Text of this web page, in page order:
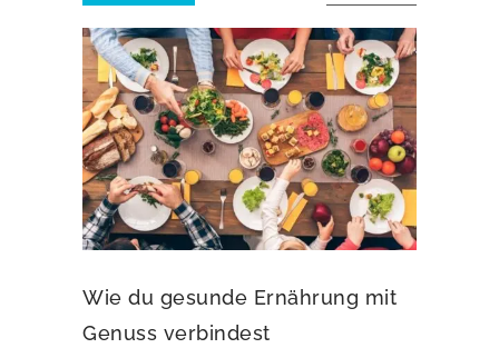
Wie du gesunde Ernährung mit
Genuss verbindest